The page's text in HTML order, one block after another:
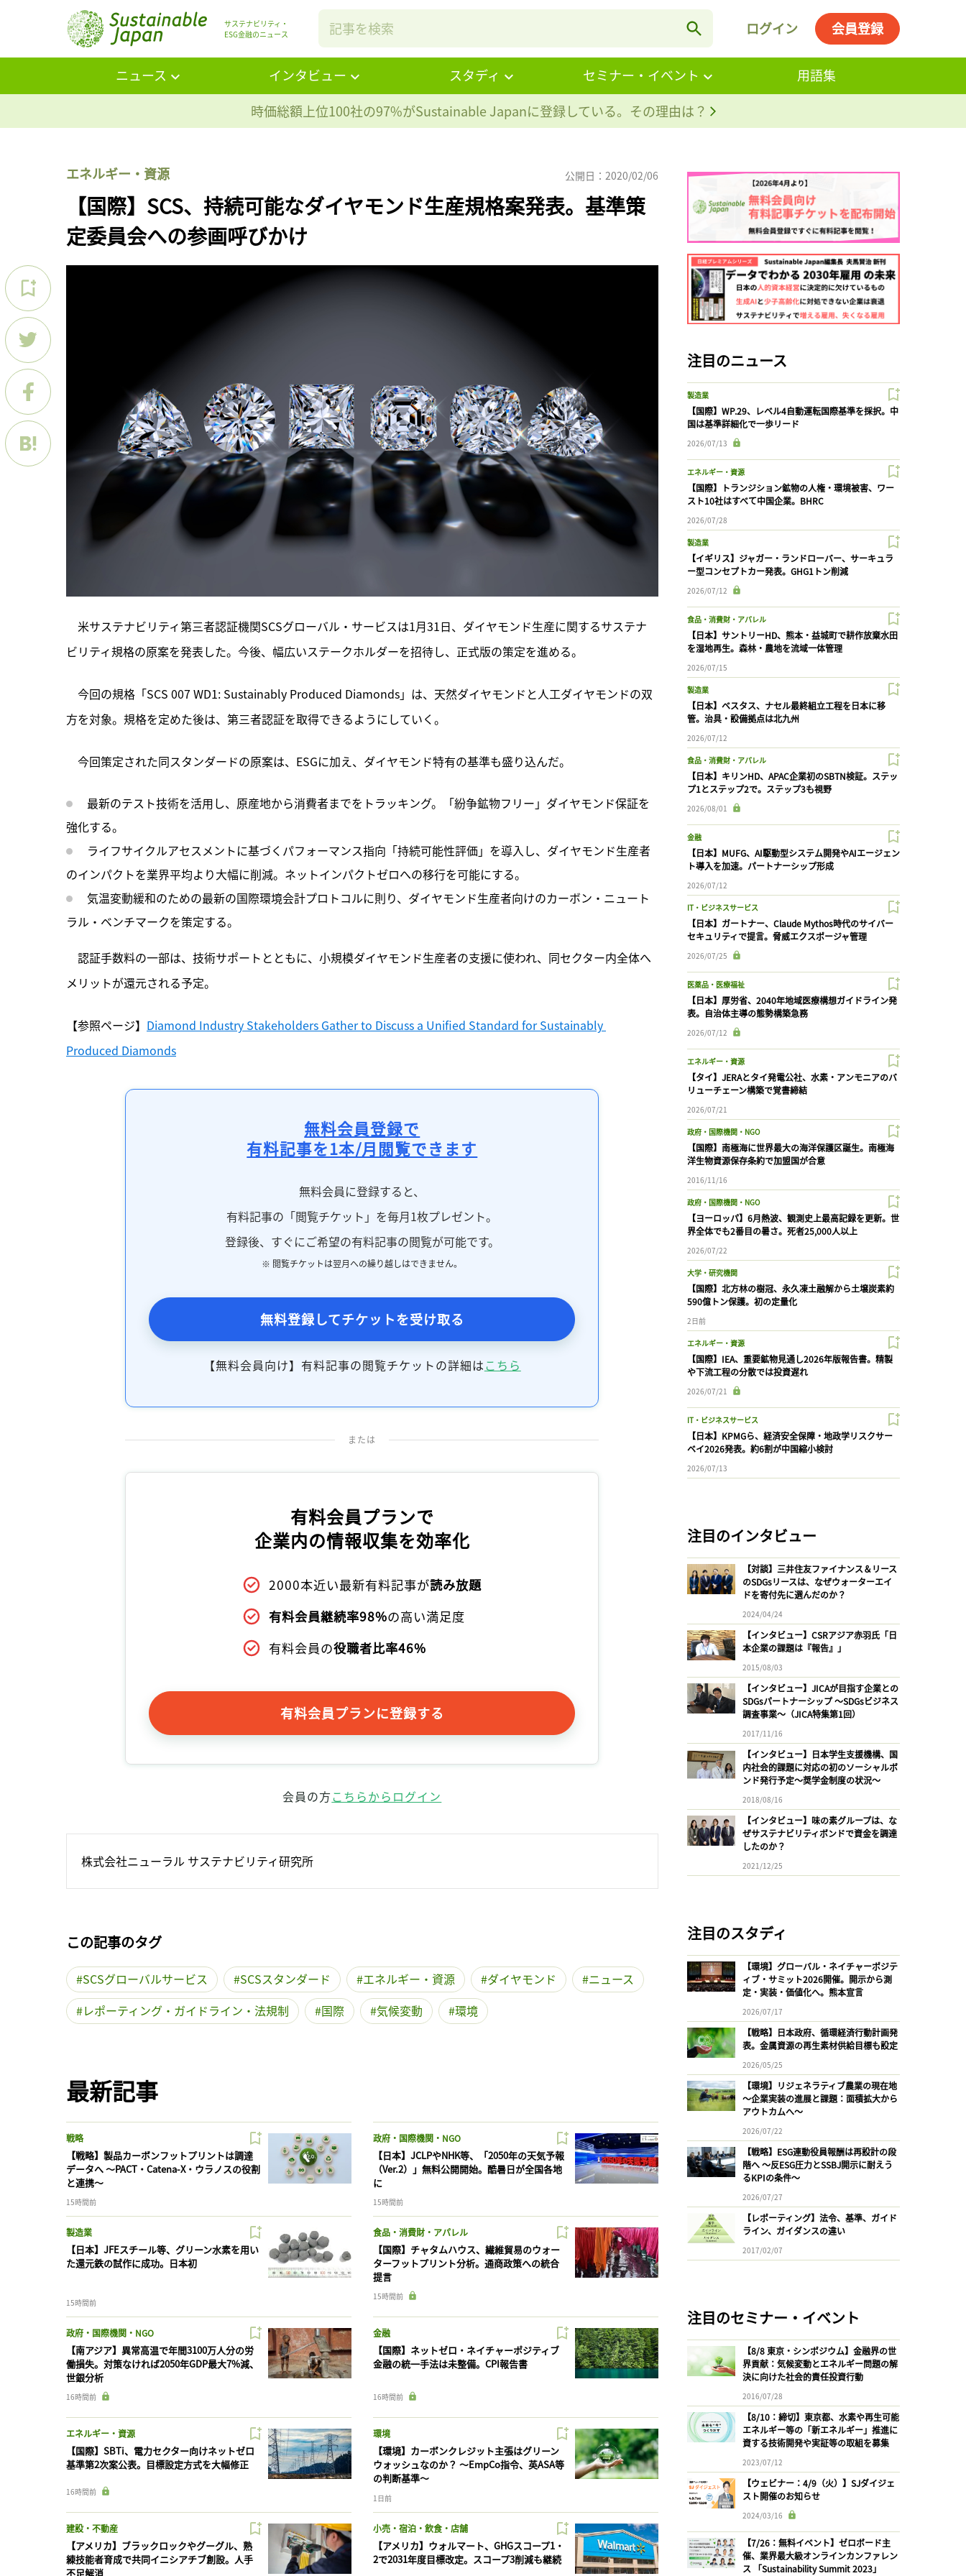
サステナビリティ・
ESG金融のニュース
ログイン 会員登録
ニュース インタビュー スタディ セミナー・イベント
用語集
時価総額上位100社の97%がSustainable Japanに登録している。その理由は？
エネルギー・資源 公開日：2020/02/06
【国際】SCS、持続可能なダイヤモンド生産規格案発表。基準策
定委員会への参画呼びかけ
米サステナビリティ第三者認証機関SCSグローバル・サービスは1月31日、ダイヤモンド生産に関するサステナ
ビリティ規格の原案を発表した。今後、幅広いステークホルダーを招待し、正式版の策定を進める。
今回の規格 「SCS 007 WD1: Sustainably Produced Diamonds」は、天然ダイヤモンドと人工ダイヤモンドの双
方を対象。規格を定めた後は、第三者認証を取得できるようにしていく。
今回策定された同スタンダードの原案は、ESGに加え、ダイヤモンド特有の基準も盛り込んだ。
最新のテスト技術を活用し、原産地から消費者までをトラッキング。「紛争鉱物フリー」ダイヤモンド保証を
強化する。
ライフサイクルアセスメントに基づくパフォーマンス指向「持続可能性評価」を導入し、ダイヤモンド生産者
のインパクトを業界平均より大幅に削減。ネットインパクトゼロへの移行を可能にする。
気温変動緩和のための最新の国際環境会計プロトコルに則り、ダイヤモンド生産者向けのカーボン・ニュート
ラル・ベンチマークを策定する。
認証手数料の一部は、技術サポートとともに、小規模ダイヤモンド生産者の支援に使われ、同セクター内全体へ
メリットが還元される予定。
【参照ページ】 Diamond Industry Stakeholders Gather to Discuss a Unified Standard for Sustainably
Produced Diamonds
無料会員登録で
有料記事を1本/月閲覧できます
無料会員に登録すると、
有料記事の「閲覧チケット」を毎月1枚プレゼント。
登録後、すぐにご希望の有料記事の閲覧が可能です。
※ 閲覧チケットは翌月への繰り越しはできません。
無料登録してチケットを受け取る
【無料会員向け】有料記事の閲覧チケットの詳細はこちら
または
有料会員プランで
企業内の情報収集を効率化
2000本近い最新有料記事が読み放題
有料会員継続率98%の高い満足度
有料会員の役職者比率46%
有料会員プランに登録する
会員の方こちらからログイン
株式会社ニューラル サステナビリティ研究所
この記事のタグ
SCSグローバルサービス SCSスタンダード エネルギー・資源 ダイヤモンド
ニュース
レポーティング・ガイドライン・法規制
国際 気候変動 環境
最新記事
戦略
【戦略】製品カーボンフットプリントは調達
データへ 〜PACT・Catena-X・ウラノスの役割
と連携〜
15時間前
政府・国際機関・NGO
【日本】JCLPやNHK等、「2050年の天気予報
（Ver.2）」無料公開開始。酷暑日が全国各地
に
15時間前
製造業
【日本】JFEスチール等、グリーン水素を用い
た還元鉄の試作に成功。日本初
15時間前
食品・消費財・アパレル
【国際】チャタムハウス、繊維貿易のウォー
ターフットプリント分析。通商政策への統合
提言
15時間前
政府・国際機関・NGO
【南アジア】異常高温で年間3100万人分の労
働損失。対策なければ2050年GDP最大7%減、
世銀分析
16時間前
金融
【国際】ネットゼロ・ネイチャーポジティブ
金融の統一手法は未整備。CPI報告書
16時間前
エネルギー・資源
【国際】SBTi、電力セクター向けネットゼロ
基準第2次案公表。目標設定方式を大幅修正
16時間前
環境
【環境】カーボンクレジット主張はグリーン
ウォッシュなのか？ 〜EmpCo指令、英ASA等
の判断基準〜
1日前
建設・不動産
【アメリカ】ブラックロックやグーグル、熟
練技能者育成で共同イニシアチブ創設。人手
不足解消
小売・宿泊・飲食・店舗
【アメリカ】ウォルマート、GHGスコープ1・
2で2031年度目標改定。スコープ3削減も継続
注目のニュース
製造業
【国際】WP.29、レベル4自動運転国際基準を採択。中
国は基準詳細化で一歩リード
2026/07/13
エネルギー・資源
【国際】トランジション鉱物の人権・環境被害、ワー
スト10社はすべて中国企業。BHRC
2026/07/28
製造業
【イギリス】ジャガー・ランドローバー、サーキュラ
ー型コンセプトカー発表。GHG1トン削減
2026/07/12
食品・消費財・アパレル
【日本】サントリーHD、熊本・益城町で耕作放棄水田
を湿地再生。森林・農地を流域一体管理
2026/07/15
製造業
【日本】ベスタス、ナセル最終組立工程を日本に移
管。治具・設備拠点は北九州
2026/07/12
食品・消費財・アパレル
【日本】キリンHD、APAC企業初のSBTN検証。ステッ
プ1とステップ2で。ステップ3も視野
2026/08/01
金融
【日本】MUFG、AI駆動型システム開発やAIエージェン
ト導入を加速。パートナーシップ形成
2026/07/12
IT・ビジネスサービス
【日本】ガートナー、Claude Mythos時代のサイバー
セキュリティで提言。脅威エクスポージャ管理
2026/07/25
医薬品・医療福祉
【日本】厚労省、2040年地域医療構想ガイドライン発
表。自治体主導の態勢構築急務
2026/07/12
エネルギー・資源
【タイ】JERAとタイ発電公社、水素・アンモニアのバ
リューチェーン構築で覚書締結
2026/07/21
政府・国際機関・NGO
【国際】南極海に世界最大の海洋保護区誕生。南極海
洋生物資源保存条約で加盟国が合意
2016/11/16
政府・国際機関・NGO
【ヨーロッパ】6月熱波、観測史上最高記録を更新。世
界全体でも2番目の暑さ。死者25,000人以上
2026/07/22
大学・研究機関
【国際】北方林の樹冠、永久凍土融解から土壌炭素約
590億トン保護。初の定量化
2日前
エネルギー・資源
【国際】IEA、重要鉱物見通し2026年版報告書。精製
や下流工程の分散では投資遅れ
2026/07/21
IT・ビジネスサービス
【日本】KPMGら、経済安全保障・地政学リスクサー
ベイ2026発表。約6割が中国縮小検討
2026/07/13
注目のインタビュー
【対談】三井住友ファイナンス＆リース
のSDGsリースは、なぜウォーターエイ
ドを寄付先に選んだのか？
2024/04/24
【インタビュー】CSRアジア赤羽氏「日
本企業の課題は『報告』」
2015/08/03
【インタビュー】JICAが目指す企業との
SDGsパートナーシップ 〜SDGsビジネス
調査事業〜（JICA特集第1回）
2017/11/16
【インタビュー】日本学生支援機構、国
内社会的課題に対応の初のソーシャルボ
ンド発行予定〜奨学金制度の状況〜
2018/08/16
【インタビュー】味の素グループは、な
ぜサステナビリティボンドで資金を調達
したのか？
2021/12/25
注目のスタディ
【環境】グローバル・ネイチャーポジテ
ィブ・サミット2026開催。開示から測
定・実装・価値化へ。熊本宣言
2026/07/17
【戦略】日本政府、循環経済行動計画発
表。金属資源の再生素材供給目標も設定
2026/05/25
【環境】リジェネラティブ農業の現在地
〜企業実装の進展と課題：面積拡大から
アウトカムへ〜
2026/07/22
【戦略】ESG連動役員報酬は再設計の段
階へ 〜反ESG圧力とSSBJ開示に耐えう
るKPIの条件〜
2026/07/27
【レポーティング】法令、基準、ガイド
ライン、ガイダンスの違い
2017/02/07
注目のセミナー・イベント
【8/8 東京・シンポジウム】金融界の世
界貢献：気候変動とエネルギー問題の解
決に向けた社会的責任投資行動
2016/07/28
【8/10：締切】東京都、水素や再生可能
エネルギー等の「新エネルギー」推進に
資する技術開発や実証等の取組を募集
2023/07/12
【ウェビナー：4/9（火）】SJダイジェ
スト開催のお知らせ
2024/03/16
【7/26：無料イベント】ゼロボード主
催、業界最大級オンラインカンファレン
ス 「Sustainability Summit 2023」
記事をお気に入りに保存するには
ログイン 会員登録